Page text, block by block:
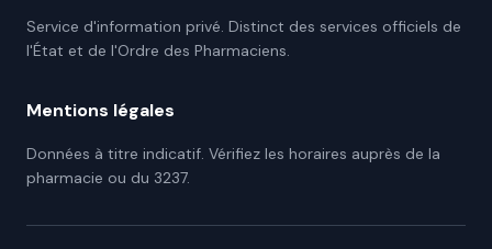
Service d'information privé. Distinct des services officiels de
l'État et de l'Ordre des Pharmaciens.
Mentions légales
Données à titre indicatif. Vérifiez les horaires auprès de la
pharmacie ou du 3237.